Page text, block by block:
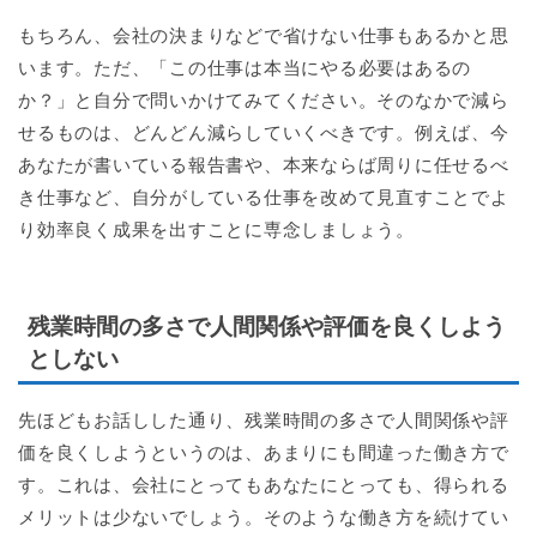
もちろん、会社の決まりなどで省けない仕事もあるかと思
います。ただ、「この仕事は本当にやる必要はあるの
か？」と自分で問いかけてみてください。そのなかで減ら
せるものは、どんどん減らしていくべきです。例えば、今
あなたが書いている報告書や、本来ならば周りに任せるべ
き仕事など、自分がしている仕事を改めて見直すことでよ
り効率良く成果を出すことに専念しましょう。
残業時間の多さで人間関係や評価を良くしよう
としない
先ほどもお話しした通り、残業時間の多さで人間関係や評
価を良くしようというのは、あまりにも間違った働き方で
す。これは、会社にとってもあなたにとっても、得られる
メリットは少ないでしょう。そのような働き方を続けてい